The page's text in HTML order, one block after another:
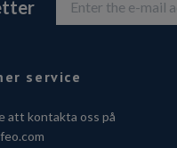
service
att kontakta oss på